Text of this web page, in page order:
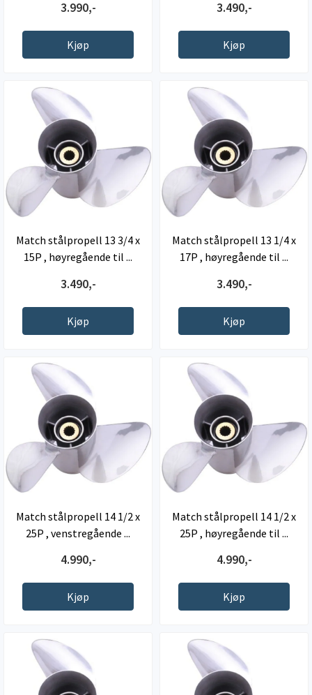
3.990,-
Kjøp
3.490,-
Kjøp
Match stålpropell 13 3/4 x
15P , høyregående til ...
3.490,-
Kjøp
Match stålpropell 13 1/4 x
17P , høyregående til ...
3.490,-
Kjøp
Match stålpropell 14 1/2 x
25P , venstregående ...
4.990,-
Kjøp
Match stålpropell 14 1/2 x
25P , høyregående til ...
4.990,-
Kjøp